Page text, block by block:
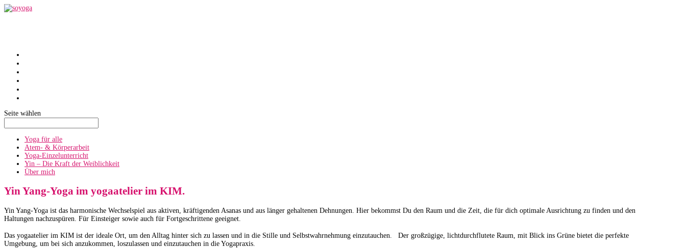
Seite wählen
Yoga für alle
Atem- & Körperarbeit
Yoga-Einzelunterricht
Yin – Die Kraft der Weiblichkeit
Über mich
Yin Yang-Yoga im yogaatelier im KIM.
Yin Yang-Yoga ist das harmonische Wechselspiel aus aktiven, kräftigenden Asanas und aus länger gehaltenen Dehnungen. Hier bekommst Du den Raum und die Zeit, die für dich optimale Ausrichtung zu finden und den
Haltungen nachzuspüren. Für Einsteiger sowie auch für Fortgeschrittene geeignet.
Das yogaatelier im KIM ist der ideale Ort, um den Alltag hinter sich zu lassen und in die Stille und Selbstwahrnehmung einzutauchen. Der großzügige, lichtdurchflutete Raum, mit Blick ins Grüne bietet die perfekte
Umgebung, um bei sich anzukommen, loszulassen und einzutauchen in die Yogapraxis.